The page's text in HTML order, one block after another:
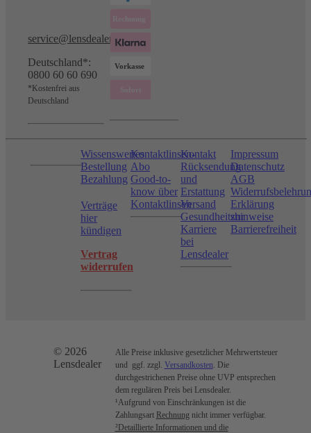
service@lensdealer.com
Deutschland*:
0800 60 60 690
*Kostenfrei aus
Deutschland
Wissenswertes
Bestellung
Bezahlung
Verträge
hier
kündigen
Vertrag
widerrufen
Kontaktlinsen-
Abo
Good-to-
know über
Kontaktlinsen
Kontakt
Rücksendung
und
Erstattung
Versand
Gesundheitshinweise
Karriere
bei
Lensdealer
Impressum
Datenschutz
AGB
Erklärung
zur
Barrierefreiheit
© 2026
Lensdealer
Alle Preise inklusive gesetzlicher Mehrwertsteuer
und ggf. zzgl. Versandkosten . Die
durchgestrichenen Preise ohne UVP entsprechen
dem regulären Preis bei Lensdealer.
¹Aufgrund von Einschränkungen ist die
Zahlungsart Rechnung nicht immer verfügbar.
²Detaillierte Informationen und die